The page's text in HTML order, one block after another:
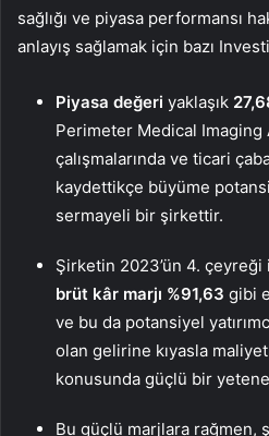
sağlığı ve piyasa performansı
anlayış sağlamak için bazı
Piyasa değeri yaklaşık
Perimeter Medical
çalışmalarında ve ticari
kaydettikçe büyüme
sermayeli bir şirkettir.
Şirketin 2023’ün 4.
brüt kâr marjı %91,63 gibi
ve bu da potansiyel
olan gelirine kıyasla
konusunda güçlü bir
Bu güçlü marjlara rağmen,